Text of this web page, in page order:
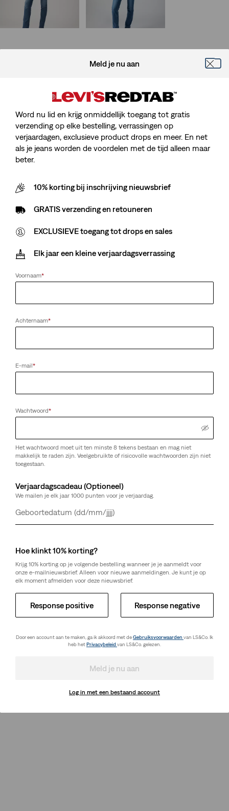
was
was
korting
op
laagste 30-dagenprijs
(€ 84,00)
Meld je nu aan
Word nu lid en krijg onmiddellijk toegang tot gratis
verzending op elke bestelling, verrassingen op
verjaardagen, exclusieve product drops en meer. En net
als je jeans worden de voordelen met de tijd alleen maar
beter.
10% korting bij inschrijving nieuwsbrief
GRATIS verzending en retouneren
EXCLUSIEVE toegang tot drops en sales
Elk jaar een kleine verjaardagsverrassing
Voornaam*
Achternaam*
E-mail*
Wachtwoord*
Het wachtwoord moet uit ten minste 8 tekens bestaan en mag niet
makkelijk te raden zijn. Veelgebruikte of risicovolle wachtwoorden zijn niet
toegestaan.
Verjaardagscadeau (Optioneel)
We mailen je elk jaar 1000 punten voor je verjaardag.
Dag
Maand
Jaar
Hoe klinkt 10% korting?
Krijg 10% korting op je volgende bestelling wanneer je je aanmeldt voor
onze e-mailnieuwsbrief. Alleen voor nieuwe aanmeldingen. Je kunt je op
elk moment afmelden voor deze nieuwsbrief.
Response positive Response negative
Door een account aan te maken, ga ik akkoord met deGebruiksvoorwaarden van LS&Co. Ik
heb hetPrivacybeleid van LS&Co. gelezen.
Meld je nu aan
Log in met een bestaand account